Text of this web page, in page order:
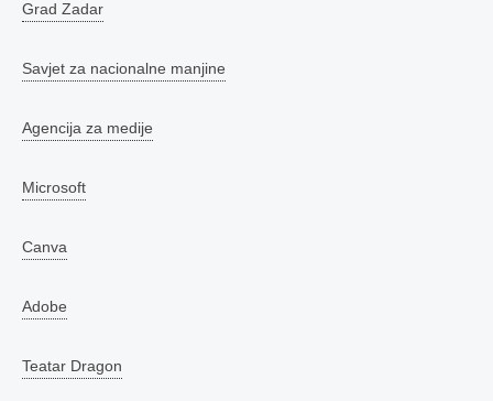
Grad Zadar
Savjet za nacionalne manjine
Agencija za medije
Microsoft
Canva
Adobe
Teatar Dragon